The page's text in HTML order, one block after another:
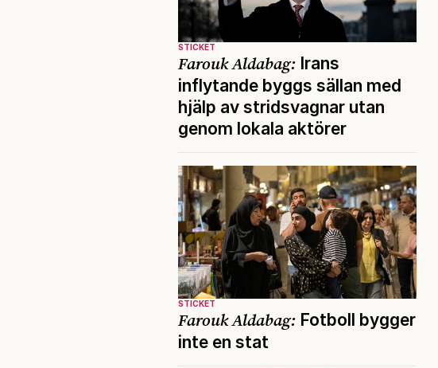
STICKET
Farouk Aldabag: Irans
inflytande byggs sällan med
hjälp av stridsvagnar utan
genom lokala aktörer
STICKET
Farouk Aldabag: Fotboll bygger
inte en stat